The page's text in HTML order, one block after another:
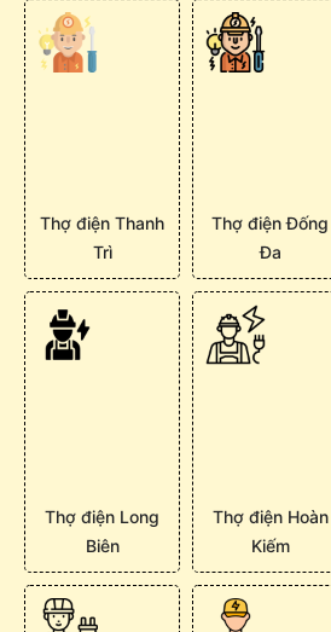
Thợ điện Thanh
Trì
Thợ điện Đống
Đa
Thợ điện Long
Biên
Thợ điện Hoàn
Kiếm